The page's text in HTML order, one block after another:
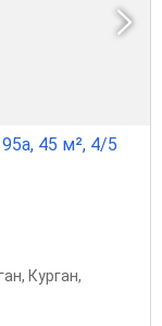
45 м², 4/5
, Курган,